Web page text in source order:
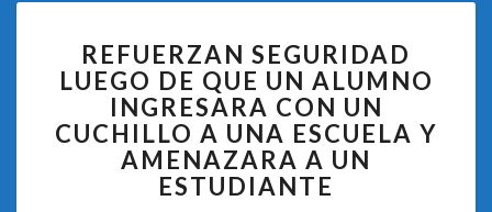
SEGURIDAD
LUEGO
DE
QUE
UN
ALUMNO
INGRESARA
REFUERZAN SEGURIDAD
LUEGO DE QUE UN ALUMNO
INGRESARA CON UN
CUCHILLO A UNA ESCUELA Y
AMENAZARA A UN
ESTUDIANTE